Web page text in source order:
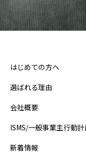
はじめての方へ
選ばれる理由
会社概要
ISMS/一般事業主行動
新着情報